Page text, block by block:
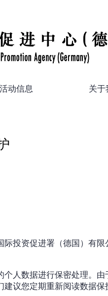
活动信息 关于
投资促进署（德国）有限
人数据进行保密处理。
议您定期重新阅读数据保